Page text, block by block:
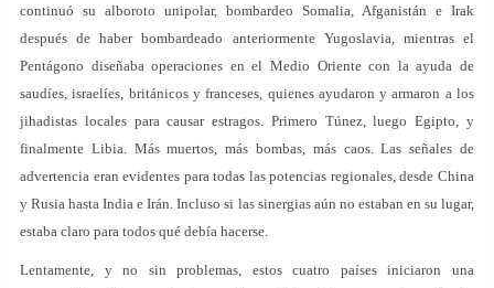
continuó su alboroto unipolar, bombardeo Somalia, Afganistán e Irak
después de haber bombardeado anteriormente Yugoslavia, mientras el
Pentágono diseñaba operaciones en el Medio Oriente con la ayuda de
saudíes, israelíes, británicos y franceses, quienes ayudaron y armaron a los
jihadistas locales para causar estragos. Primero Túnez, luego Egipto, y
finalmente Libia. Más muertos, más bombas, más caos. Las señales de
advertencia eran evidentes para todas las potencias regionales, desde China
y Rusia hasta India e Irán. Incluso si las sinergias aún no estaban en su lugar,
estaba claro para todos qué debía hacerse.
Lentamente, y no sin problemas, estos cuatro países iniciaron una